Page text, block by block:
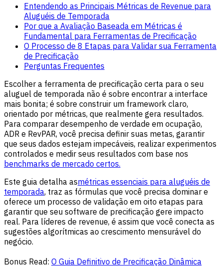
Entendendo as Principais Métricas de Revenue para
Aluguéis de Temporada
Por que a Avaliação Baseada em Métricas é
Fundamental para Ferramentas de Precificação
O Processo de 8 Etapas para Validar sua Ferramenta
de Precificação
Perguntas Frequentes
Escolher a ferramenta de precificação certa para o seu
aluguel de temporada não é sobre encontrar a interface
mais bonita; é sobre construir um framework claro,
orientado por métricas, que realmente gera resultados.
Para comparar desempenho de verdade em ocupação,
ADR e RevPAR, você precisa definir suas metas, garantir
que seus dados estejam impecáveis, realizar experimentos
controlados e medir seus resultados com base nos
benchmarks de mercado certos.
Este guia detalha asmétricas essenciais para aluguéis de
temporada, traz as fórmulas que você precisa dominar e
oferece um processo de validação em oito etapas para
garantir que seu software de precificação gere impacto
real. Para líderes de revenue, é assim que você conecta as
sugestões algorítmicas ao crescimento mensurável do
negócio.
Bonus Read: O Guia Definitivo de Precificação Dinâmica